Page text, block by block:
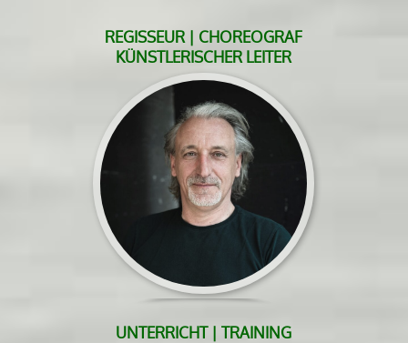
REGISSEUR | CHOREOGRAF
KÜNSTLERISCHER LEITER
UNTERRICHT | TRAINING